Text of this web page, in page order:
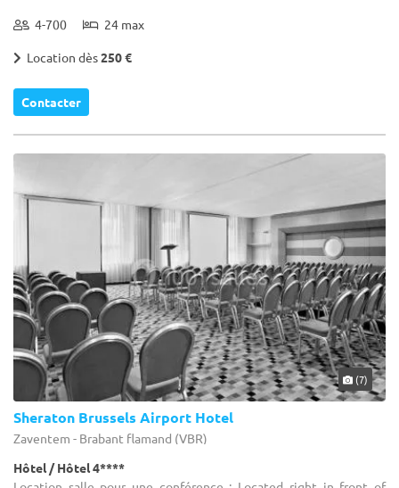
4-700 24 max
Location dès250 €
Contacter
(7)
Sheraton Brussels Airport Hotel
Zaventem - Brabant flamand (VBR)
Hôtel / Hôtel 4****